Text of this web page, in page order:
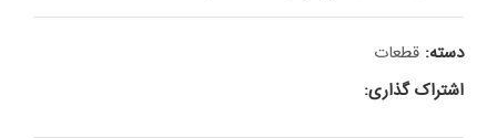
دسته: قطعات
اشتراک گذاری: